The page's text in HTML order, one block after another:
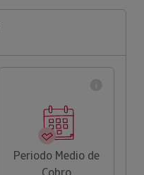
Periodo Medio de